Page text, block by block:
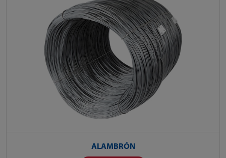
ALAMBRÓN